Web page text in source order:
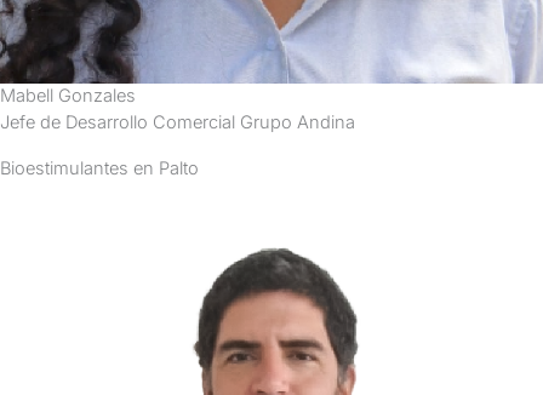
Mabell Gonzales
Jefe de Desarrollo Comercial Grupo Andina
Bioestimulantes en Palto